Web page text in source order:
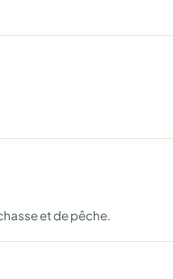
et de pêche.